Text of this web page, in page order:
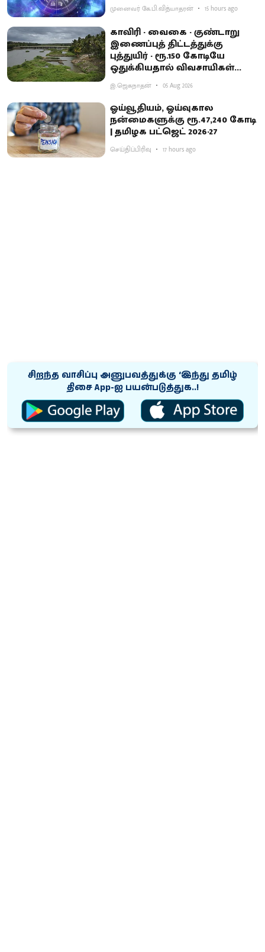
முனைவர் கே.பி.வித்யாதரன் 15 hours ago
காவிரி - வைகை - குண்டாறு
இணைப்புத் திட்டத்துக்கு
புத்துயிர் - ரூ.150 கோடியே
ஒதுக்கியதால் விவசாயிகள்
ஏமாற்றம்
இ.ஜெகநாதன் 05 Aug 2026
ஓய்வூதியம், ஓய்வுகால
நன்மைகளுக்கு ரூ.47,240 கோடி
| தமிழக பட்ஜெட் 2026-27
செய்திப்பிரிவு 17 hours ago
சிறந்த வாசிப்பு அனுபவத்துக்கு ‘இந்து தமிழ்
திசை App-ஐ பயன்படுத்துக..!